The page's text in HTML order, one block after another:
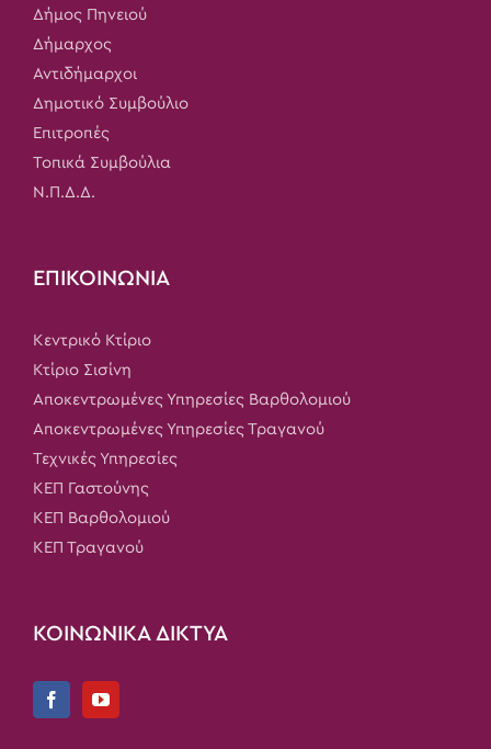
Δήμος Πηνειού
Δήμαρχος
Αντιδήμαρχοι
Δημοτικό Συμβούλιο
Επιτροπές
Τοπικά Συμβούλια
Ν.Π.Δ.Δ.
ΕΠΙΚΟΙΝΩΝΙΑ
Κεντρικό Κτίριο
Κτίριο Σισίνη
Αποκεντρωμένες Υπηρεσίες Βαρθολομιού
Αποκεντρωμένες Υπηρεσίες Τραγανού
Τεχνικές Υπηρεσίες
ΚΕΠ Γαστούνης
ΚΕΠ Βαρθολομιού
ΚΕΠ Τραγανού
ΚΟΙΝΩΝΙΚΑ ΔΙΚΤΥΑ